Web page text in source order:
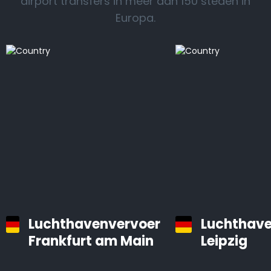
Europa.
Luchthavenvervoer
Frankfurt am Main
Leipzig